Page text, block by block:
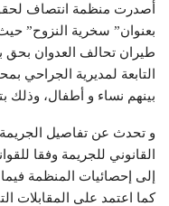
أصدرت منظمة انتصاف
بعنوان” سخرية النزوح” حيث
طيران تحالف العدوان بحق
التابعة لمدیریة الجراحي
بينهم نساء و أطفال، وذلك بتاريخ 12
و تحدث عن تفاصيل الجريمة
القانوني للجريمة وفقا
إلى إحصائيات المنظمة
كما اعتمد على المقابلات